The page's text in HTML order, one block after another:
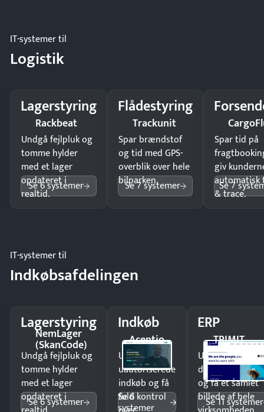
IT-systemer til
Logistik
Lagerstyring
Rackbeat
Undgå fejlpluk og
tomme hylder
med et lager
opdateret i
realtid.
Se 6 systemer
Flådestyring
Trackunit
Spar brændstof
og tid med GPS-
overblik over hele
bilparken.
Se 7 systemer
Spar tid på
giv
automatisk
& trace.
Se 7
IT-systemer til
Indkøbsafdelingen
Lagerstyring
NemLager
(SkanCode)
Undgå fejlpluk og
tomme hylder
med et lager
opdateret i
Se 6 systemer
Indkøb
Acentio
Undgå
uautoriserede
indkøb og få
fuld kontrol
Se 6
systemer
ERP
TRIMIT
Undgå
og få ét samlet
billede af hele
Se 11 systemer